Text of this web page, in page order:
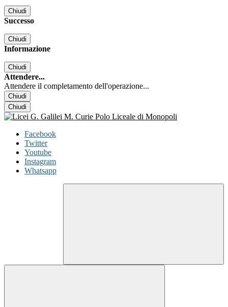
Chiudi
Successo
Chiudi
Informazione
Chiudi
Attendere...
Attendere il completamento dell'operazione...
Chiudi
Chiudi
Facebook
Twitter
Youtube
Instagram
Whatsapp